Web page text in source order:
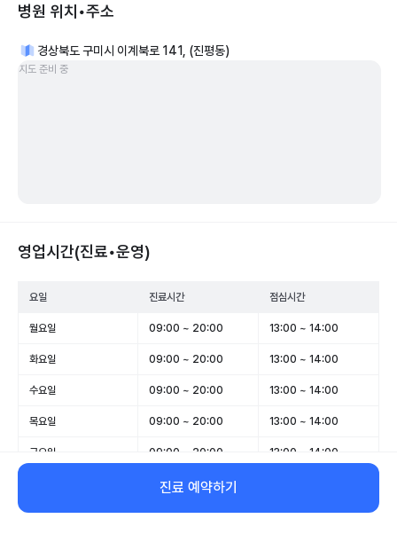
병원 위치•주소
경상북도 구미시 이계북로 141, (진평동)
지도 준비 중
영업시간(진료•운영)
요일 진료시간 점심시간
월요일 09:00 ~ 20:00 13:00 ~ 14:00
화요일 09:00 ~ 20:00 13:00 ~ 14:00
수요일 09:00 ~ 20:00 13:00 ~ 14:00
목요일 09:00 ~ 20:00 13:00 ~ 14:00
금요일 09:00 ~ 20:00 13:00 ~ 14:00
09:00 ~ 16:00
일요일 휴무 -
진료 예약하기